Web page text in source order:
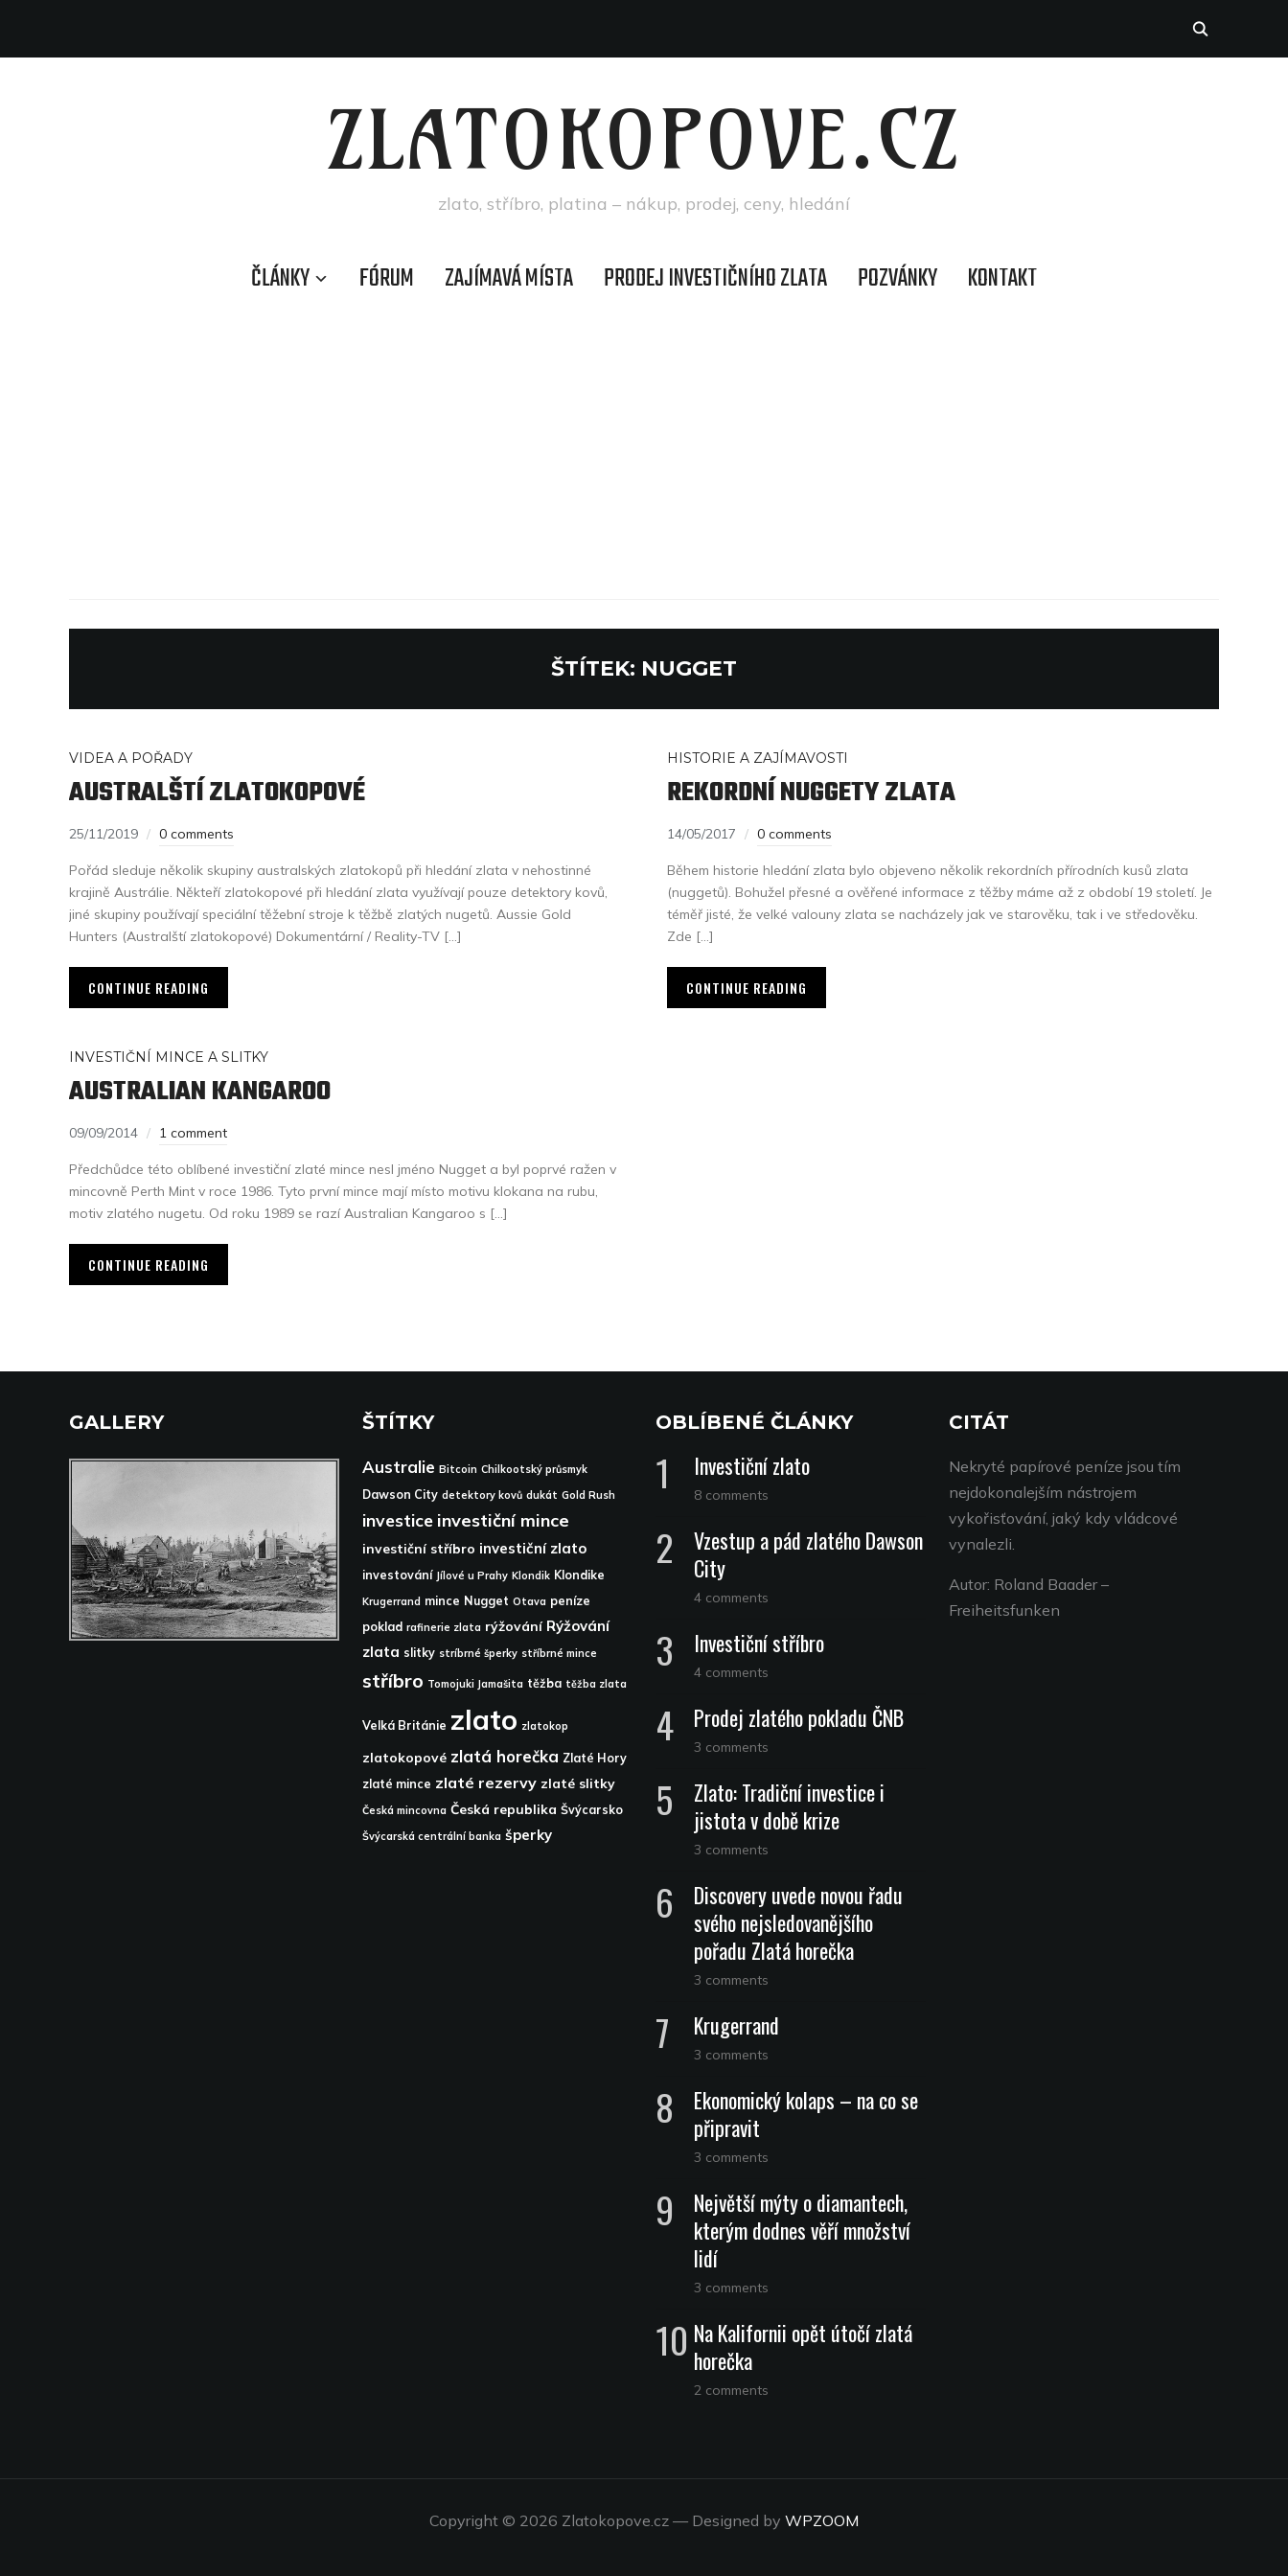
ZLATOKOPOVE.CZ
zlato, stříbro, platina – nákup, prodej, ceny, hledání
ČLÁNKY FÓRUM ZAJÍMAVÁ MÍSTA PRODEJ INVESTIČNÍHO ZLATA POZVÁNKY KONTAKT
ŠTÍTEK: NUGGET
VIDEA A POŘADY
AUSTRALŠTÍ ZLATOKOPOVÉ
25/11/2019 0 comments
Pořád sleduje několik skupiny australských zlatokopů při hledání zlata v nehostinné
krajině Austrálie. Někteří zlatokopové při hledání zlata využívají pouze detektory kovů,
jiné skupiny používají speciální těžební stroje k těžbě zlatých nugetů. Aussie Gold
Hunters (Australští zlatokopové) Dokumentární / Reality-TV […]
CONTINUE READING
HISTORIE A ZAJÍMAVOSTI
REKORDNÍ NUGGETY ZLATA
14/05/2017 0 comments
Během historie hledání zlata bylo objeveno několik rekordních přírodních kusů zlata
(nuggetů). Bohužel přesné a ověřené informace z těžby máme až z období 19 století. Je
téměř jisté, že velké valouny zlata se nacházely jak ve starověku, tak i ve středověku.
Zde […]
CONTINUE READING
INVESTIČNÍ MINCE A SLITKY
AUSTRALIAN KANGAROO
09/09/2014 1 comment
Předchůdce této oblíbené investiční zlaté mince nesl jméno Nugget a byl poprvé ražen v
mincovně Perth Mint v roce 1986. Tyto první mince mají místo motivu klokana na rubu,
motiv zlatého nugetu. Od roku 1989 se razí Australian Kangaroo s […]
CONTINUE READING
GALLERY ŠTÍTKY
Australie Bitcoin Chilkootský průsmyk
Dawson City detektory kovů dukát Gold Rush
investice investiční mince
investiční stříbro investiční zlato
investování Jílové u Prahy Klondik Klondike
Krugerrand mince Nugget Otava peníze
poklad rafinerie zlata rýžování Rýžování
zlata slitky stríbrné šperky stříbrné mince
stříbro Tomojuki Jamašita těžba těžba zlata
Velká Británie zlato zlatokop
zlatokopové zlatá horečka Zlaté Hory
zlaté mince zlaté rezervy zlaté slitky
Česká mincovna Česká republika Švýcarsko
Švýcarská centrální banka šperky
OBLÍBENÉ ČLÁNKY
Investiční zlato
8 comments
Vzestup a pád zlatého Dawson
City
4 comments
Investiční stříbro
4 comments
Prodej zlatého pokladu ČNB
3 comments
Zlato: Tradiční investice i
jistota v době krize
3 comments
Discovery uvede novou řadu
svého nejsledovanějšího
pořadu Zlatá horečka
3 comments
Krugerrand
3 comments
Ekonomický kolaps – na co se
připravit
3 comments
Největší mýty o diamantech,
kterým dodnes věří množství
lidí
3 comments
Na Kalifornii opět útočí zlatá
horečka
2 comments
CITÁT
Nekryté papírové peníze jsou tím
nejdokonalejším nástrojem
vykořisťování, jaký kdy vládcové
vynalezli.
Autor: Roland Baader –
Freiheitsfunken
Copyright © 2026 Zlatokopove.cz — Designed by WPZOOM